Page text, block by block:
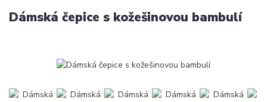
Dámská čepice s kožešinovou bambulí